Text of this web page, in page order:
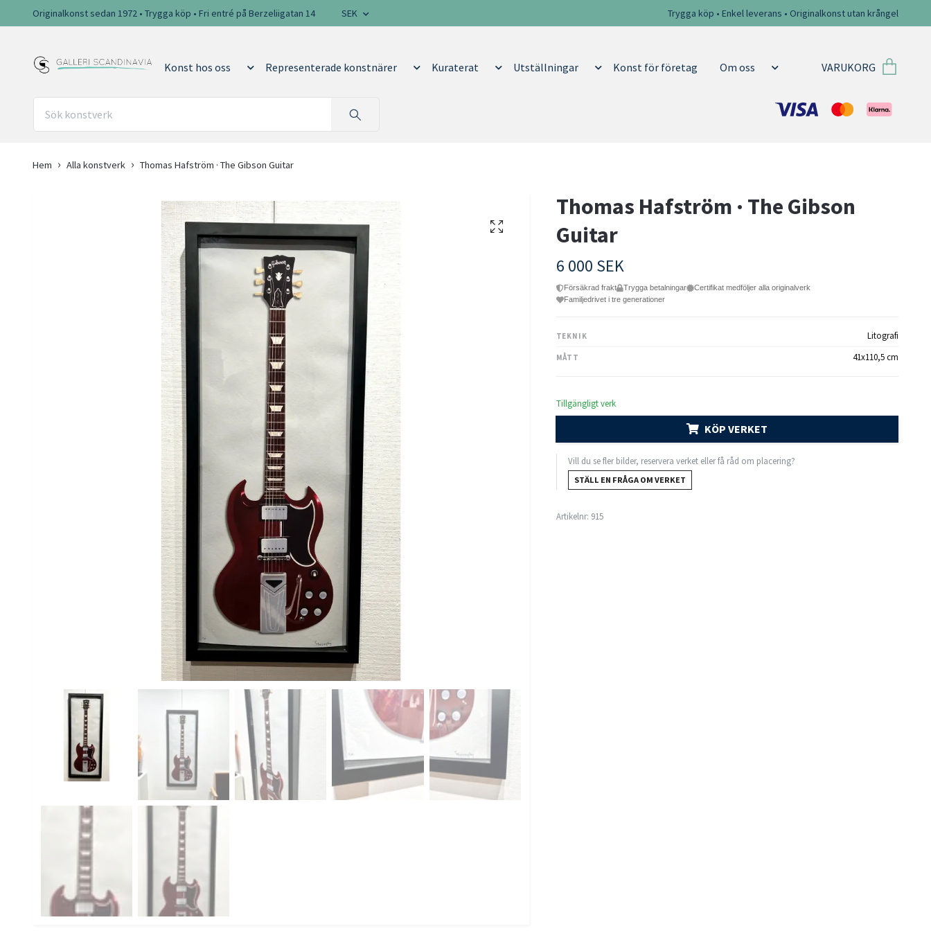
Originalkonst sedan 1972 • Trygga köp • Fri entré på Berzeliigatan 14 SEK Trygga köp • Enkel leverans • Originalkonst utan krångel
Konst hos oss Representerade konstnärer Kuraterat Utställningar Konst för företag Om oss VARUKORG
Hem Alla konstverk Thomas Hafström · The Gibson Guitar
Thomas Hafström · The Gibson
Guitar
6 000 SEK
Försäkrad frakt Trygga betalningar
Certifikat medföljer alla originalverk
Familjedrivet i tre generationer
TEKNIK Litografi
MÅTT 41x110,5 cm
Tillgängligt verk
KÖP VERKET
Vill du se fler bilder, reservera verket eller få råd om placering?
STÄLL EN FRÅGA OM VERKET
Artikelnr: 915